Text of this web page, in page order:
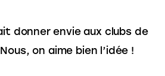
donner envie aux clubs de
on aime bien l’idée !